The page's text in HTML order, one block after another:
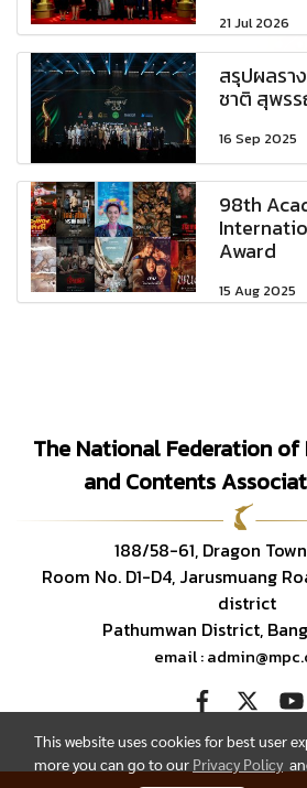
21 Jul 2026
สรุปผลรา
ชาติ สุพร
16 Sep 2025
98th
Award
15 Aug 2025
The National Federation
and Contents
188/58-61, Dragon
Room No. D1-D4, Jarusmuang
district
Pathumwan District,
email :
This website uses cookies for best user
more you can go to our Privacy Policy